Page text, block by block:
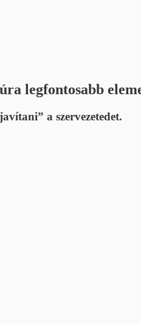
legfontosabb
a szervezetedet.